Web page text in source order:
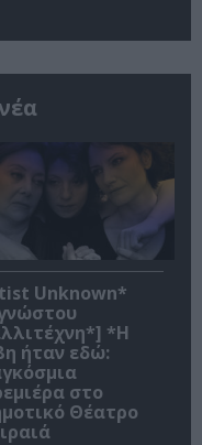
Unknown*
*Η
ήταν εδώ:
στο
Θέατρο